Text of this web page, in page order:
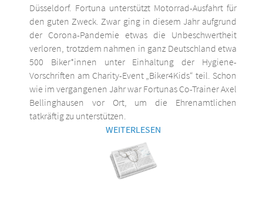
Düsseldorf. Fortuna unterstützt Motorrad-Ausfahrt für
den guten Zweck. Zwar ging in diesem Jahr aufgrund
der Corona-Pandemie etwas die Unbeschwertheit
verloren, trotzdem nahmen in ganz Deutschland etwa
500 Biker*innen unter Einhaltung der Hygiene-
Vorschriften am Charity-Event „Biker4Kids“ teil. Schon
wie im vergangenen Jahr war Fortunas Co-Trainer Axel
Bellinghausen vor Ort, um die Ehrenamtlichen
tatkräftig zu unterstützen.
WEITERLESEN